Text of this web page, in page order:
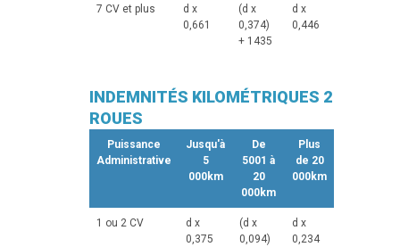
7 CV et plus
d x
0,661
(d x
0,374)
+ 1435
d x
0,446
INDEMNITÉS KILOMÉTRIQUES 2
ROUES
Puissance
Administrative
Jusqu'à
5
000km
De
5001 à
20
000km
Plus
de 20
000km
1 ou 2 CV
d x
0,375
(d x
0,094)
d x
0,234